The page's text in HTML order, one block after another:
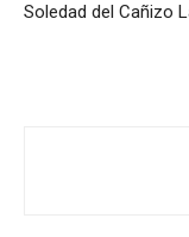
Soledad del Cañizo